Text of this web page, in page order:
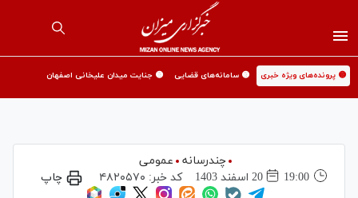
🟡 پرونده‌های ویژه خبری 🟡 سامانه‌های قضایی 🟡 جنایت میدان علیخانی اصفهان
چندرسانه
عمومی
19:00
20 اسفند 1403 کد خبر: ۴۸۲۰۵۷۰ چاپ